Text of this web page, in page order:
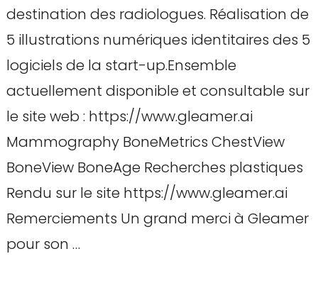
destination des radiologues. Réalisation de
5 illustrations numériques identitaires des 5
logiciels de la start-up.Ensemble
actuellement disponible et consultable sur
le site web : https://www.gleamer.ai
Mammography BoneMetrics ChestView
BoneView BoneAge Recherches plastiques
Rendu sur le site https://www.gleamer.ai
Remerciements Un grand merci à Gleamer
pour son …